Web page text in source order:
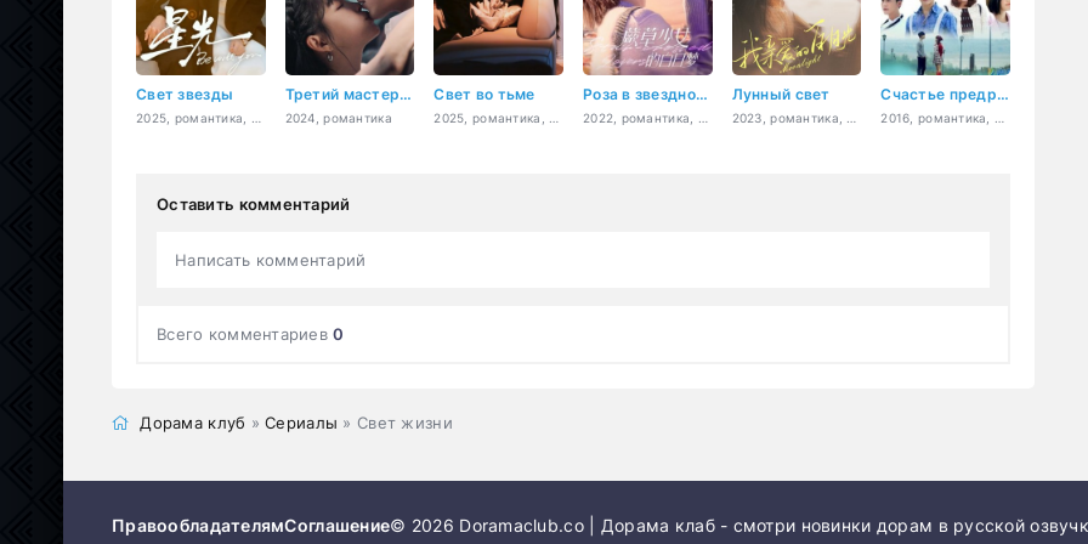
Свет звезды Третий мастер любит меня
2024, романтика
Свет во тьме Роза в звездном море Лунный свет Счастье предрешено
Оставить комментарий
Написать комментарий
Всего комментариев0
Дорама клуб »Сериалы » Свет жизни
ПравообладателямСоглашение© 2026 Doramaclub.co | Дорама клаб - смотри новинки дорам в русской